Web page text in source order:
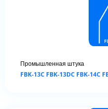
Промышленная штука
FBK-13C FBK-13DC FBK-14C